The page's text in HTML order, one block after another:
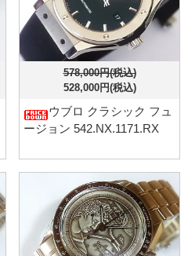
578,000円(税込)
528,000円(税込)
ウブロ クラシック フュ
ージョン 542.NX.1171.RX